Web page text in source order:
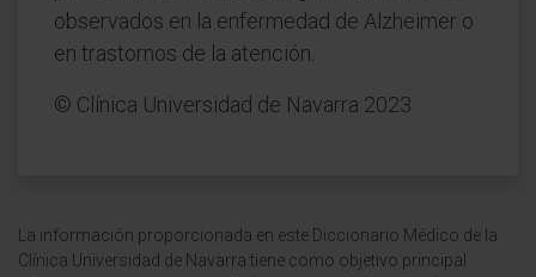
observados en la enfermedad de Alzheimer o
en trastornos de la atención.
© Clínica Universidad de Navarra 2023
La información proporcionada en este Diccionario Médico de la
Clínica Universidad de Navarra tiene como objetivo principal